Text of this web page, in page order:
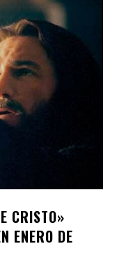
CRISTO»
ENERO DE